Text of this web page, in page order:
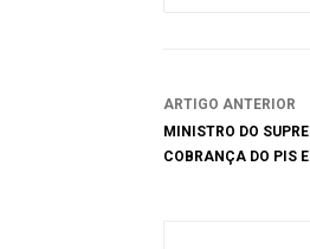
ARTIGO ANTERIOR
MINISTRO DO
COBRANÇA DO PIS